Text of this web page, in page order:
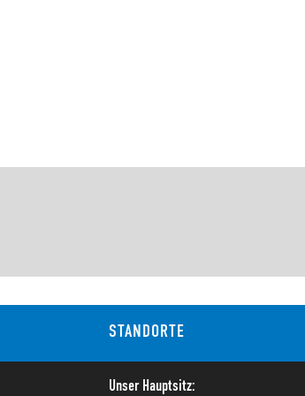
STANDORTE
Unser Hauptsitz: